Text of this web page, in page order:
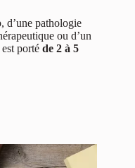
d’une pathologie
ou d’un
porté de 2 à 5